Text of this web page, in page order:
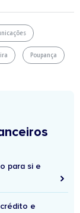
Poupança
para si e
e